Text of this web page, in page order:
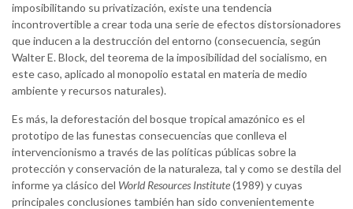
imposibilitando su privatización, existe una tendencia
incontrovertible a crear toda una serie de efectos distorsionadores
que inducen a la destrucción del entorno (consecuencia, según
Walter E. Block, del teorema de la imposibilidad del socialismo, en
este caso, aplicado al monopolio estatal en materia de medio
ambiente y recursos naturales).
Es más, la deforestación del bosque tropical amazónico es el
prototipo de las funestas consecuencias que conlleva el
intervencionismo a través de las políticas públicas sobre la
protección y conservación de la naturaleza, tal y como se destila del
informe ya clásico del World Resources Institute(1989) y cuyas
principales conclusiones también han sido convenientemente